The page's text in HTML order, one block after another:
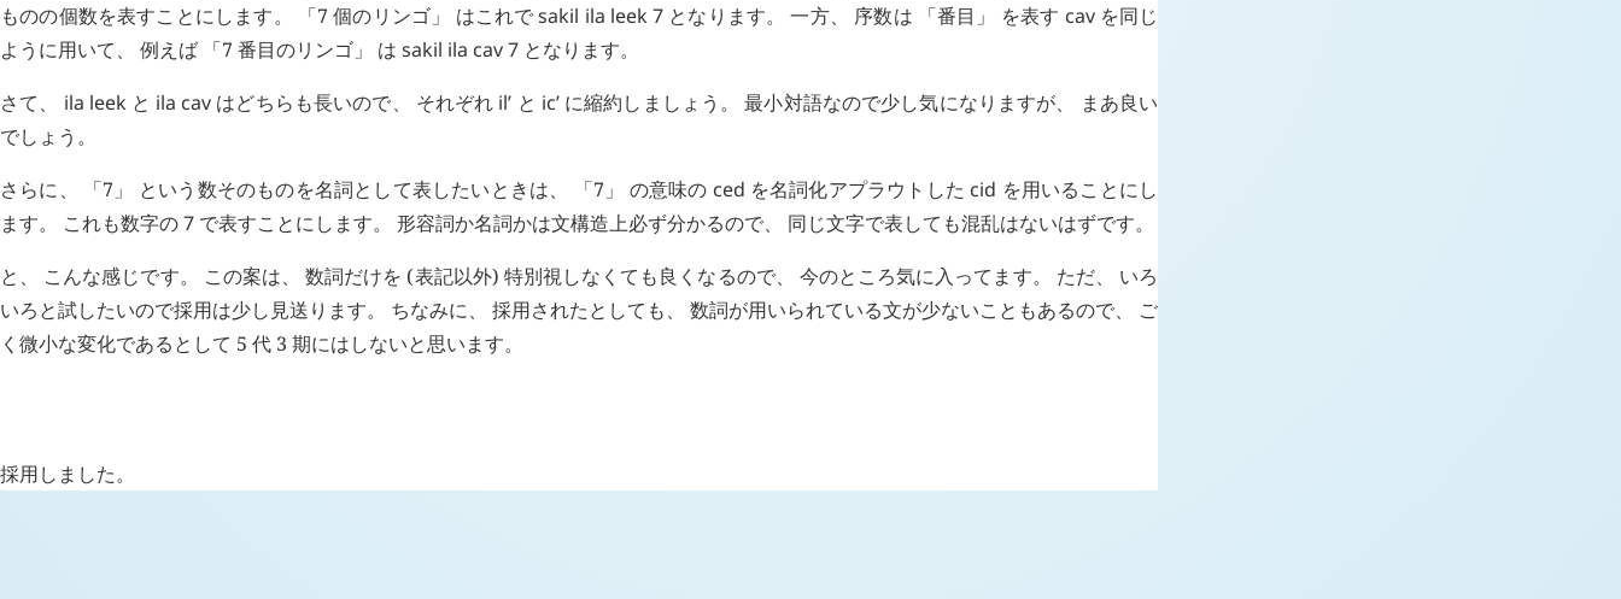
ものの個数を表すことにします。 「7 個のリンゴ」 はこれでsakil ila leek 7となります。 一方、 序数は 「番目」 を表す cavを同じ
ように用いて、 例えば 「7 番目のリンゴ」 は sakil ila cav7 となります。
さて、 ila leek と ila cav はどちらも長いので、 それぞれ il’ と ic’に縮約しましょう。 最小対語なので少し気になりますが、 まあ良い
でしょう。
さらに、 「7」 という数そのものを名詞として表したいときは、 「7」 の意味の ced を名詞化アプラウトした cid を用いることにし
ます。 これも数字の7 で表すことにします。 形容詞か名詞かは文構造上必ず分かるので、 同じ文字で表しても混乱はないはずです。
と、 こんな感じです。 この案は、 数詞だけを (表記以外) 特別視しなくても良くなるので、 今のところ気に入ってます。 ただ、 いろ
いろと試したいので採用は少し見送ります。 ちなみに、 採用されたとしても、 数詞が用いられている文が少ないこともあるので、 ご
く微小な変化であるとして 5 代 3 期にはしないと思います。
採用しました。